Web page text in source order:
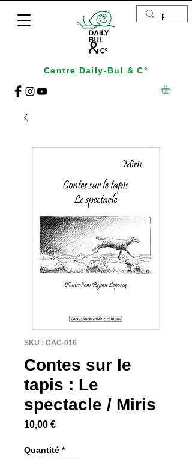
Centre Daily-Bul & C°
SKU : CAC-016
Contes sur le
tapis : Le
spectacle / Miris
10,00 €Prix
Quantité *